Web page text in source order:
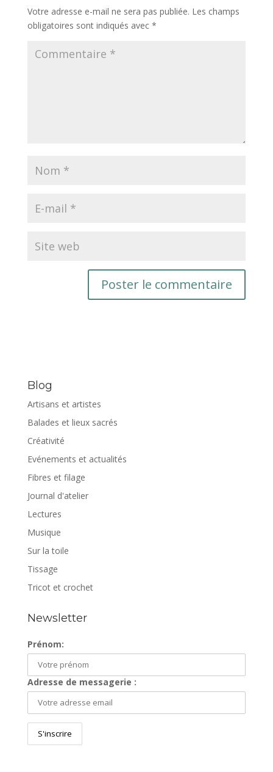
Votre adresse e-mail ne sera pas publiée. Les champs
obligatoires sont indiqués avec *
Blog
Artisans et artistes
Balades et lieux sacrés
Créativité
Evénements et actualités
Fibres et filage
Journal d'atelier
Lectures
Musique
Sur la toile
Tissage
Tricot et crochet
Newsletter
Prénom:
Adresse de messagerie :